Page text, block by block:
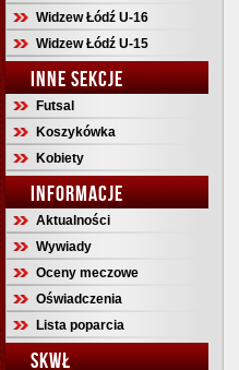
Widzew Łódź U-16
Widzew Łódź U-15
INNE SEKCJE
Futsal
Koszykówka
Kobiety
INFORMACJE
Aktualności
Wywiady
Oceny meczowe
Oświadczenia
Lista poparcia
SKWŁ